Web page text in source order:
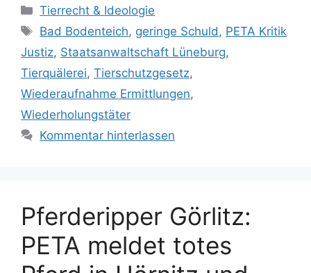
K
a
e
g
o
r
i
Tierrecht & Ideologie
S
c
l
a
g
w
Bad Bodenteich, geringe Schuld, PETA Kritik
Justiz, Staatsanwaltschaft Lüneburg,
Tierquälerei, Tierschutzgesetz,
Wiederaufnahme Ermittlungen,
Wiederholungstäter
Kommentar hinterlassen
Pferderipper Görlitz:
PETA meldet totes